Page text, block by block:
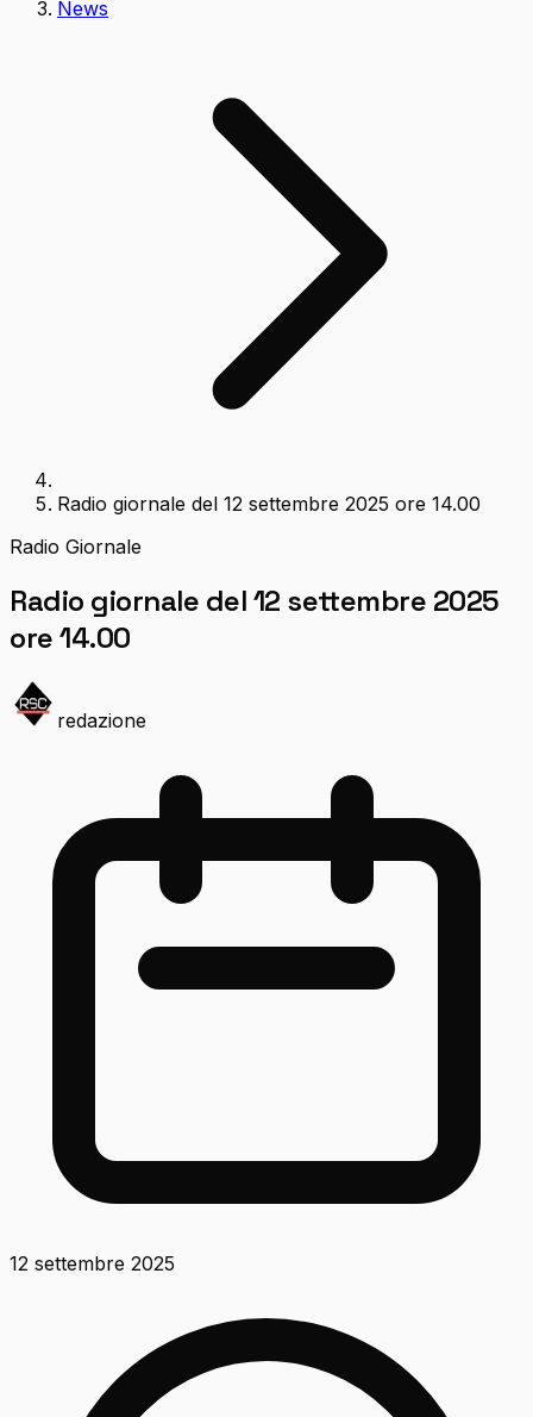
News
Radio giornale del 12 settembre 2025 ore 14.00
Radio Giornale
Radio giornale del 12 settembre 2025
ore 14.00
redazione
12 settembre 2025